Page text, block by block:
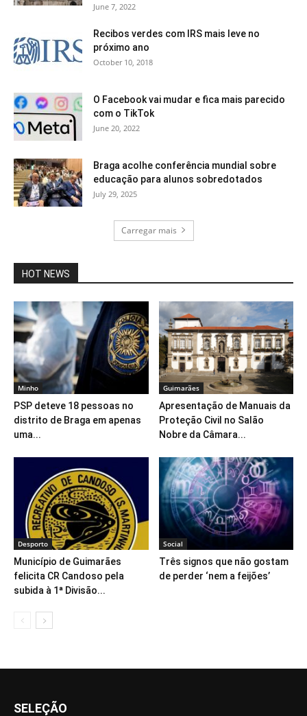
June 7, 2022
Recibos verdes com IRS mais leve no
próximo ano
October 10, 2018
O Facebook vai mudar e fica mais parecido
com o TikTok
June 20, 2022
Braga acolhe conferência mundial sobre
educação para alunos sobredotados
July 29, 2025
Carregar mais
HOT NEWS
Minho
PSP deteve 18 pessoas no
distrito de Braga em apenas
uma...
Guimarães
Apresentação de Manuais da
Proteção Civil no Salão
Nobre da Câmara...
Desporto
Município de Guimarães
felicita CR Candoso pela
subida à 1ª Divisão...
Social
Três signos que não gostam
de perder ‘nem a feijões’
SELEÇÃO